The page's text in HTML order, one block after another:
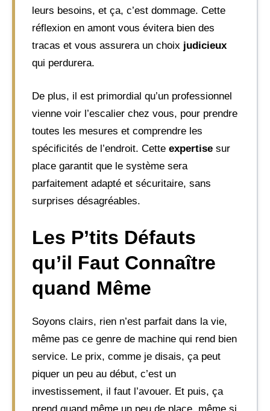
leurs besoins, et ça, c’est dommage. Cette
réflexion en amont vous évitera bien des
tracas et vous assurera un choix judicieux
qui perdurera.
De plus, il est primordial qu’un professionnel
vienne voir l’escalier chez vous, pour prendre
toutes les mesures et comprendre les
spécificités de l’endroit. Cette expertise sur
place garantit que le système sera
parfaitement adapté et sécuritaire, sans
surprises désagréables.
Les P’tits Défauts
qu’il Faut Connaître
quand Même
Soyons clairs, rien n’est parfait dans la vie,
même pas ce genre de machine qui rend bien
service. Le prix, comme je disais, ça peut
piquer un peu au début, c’est un
investissement, il faut l’avouer. Et puis, ça